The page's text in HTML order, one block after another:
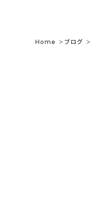
Home ＞ ブログ ＞